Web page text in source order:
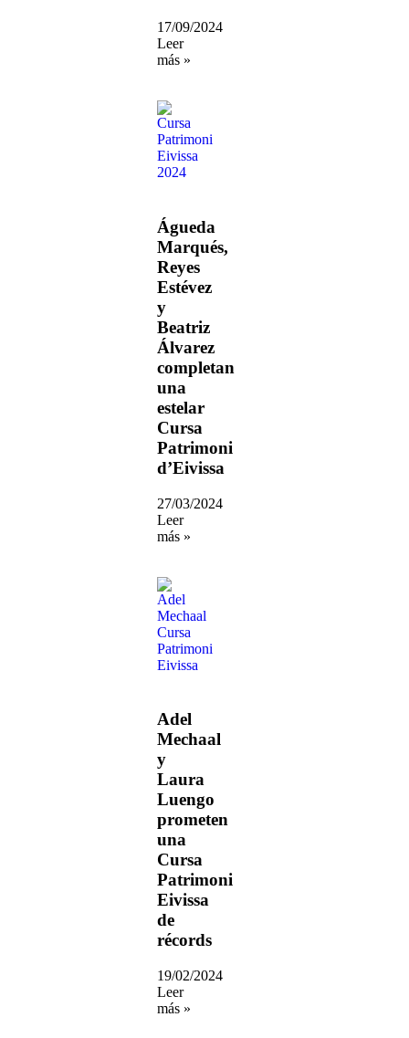
17/09/2024
Leer
más »
Águeda
Marqués,
Reyes
Estévez
y
Beatriz
Álvarez
completan
una
estelar
Cursa
Patrimoni
d’Eivissa
27/03/2024
Leer
más »
Adel
Mechaal
y
Laura
Luengo
prometen
una
Cursa
Patrimoni
Eivissa
de
récords
19/02/2024
Leer
más »